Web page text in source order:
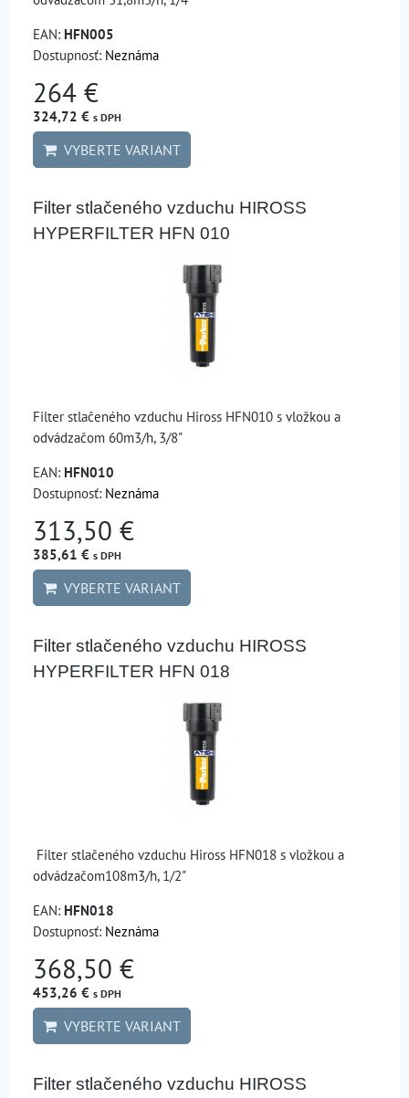
EAN: HFN005
Dostupnosť: Neznáma
264 €
324,72 € s DPH
VYBERTE VARIANT
Filter stlačeného vzduchu HIROSS
HYPERFILTER HFN 010
Filter stlačeného vzduchu Hiross HFN010 s vložkou a
odvádzačom 60m3/h, 3/8"
EAN: HFN010
Dostupnosť: Neznáma
313,50 €
385,61 € s DPH
VYBERTE VARIANT
Filter stlačeného vzduchu HIROSS
HYPERFILTER HFN 018
Filter stlačeného vzduchu Hiross HFN018 s vložkou a
odvádzačom108m3/h, 1/2"
EAN: HFN018
Dostupnosť: Neznáma
368,50 €
453,26 € s DPH
VYBERTE VARIANT
Filter stlačeného vzduchu HIROSS